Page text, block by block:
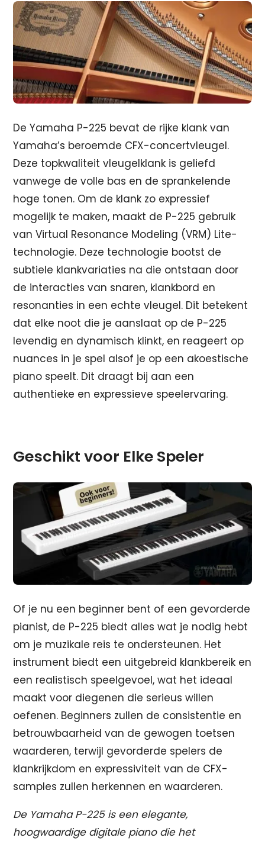
De Yamaha P-225 bevat de rijke klank van
Yamaha’s beroemde CFX-concertvleugel.
Deze topkwaliteit vleugelklank is geliefd
vanwege de volle bas en de sprankelende
hoge tonen. Om de klank zo expressief
mogelijk te maken, maakt de P-225 gebruik
van Virtual Resonance Modeling (VRM) Lite-
technologie. Deze technologie bootst de
subtiele klankvariaties na die ontstaan door
de interacties van snaren, klankbord en
resonanties in een echte vleugel. Dit betekent
dat elke noot die je aanslaat op de P-225
levendig en dynamisch klinkt, en reageert op
nuances in je spel alsof je op een akoestische
piano speelt. Dit draagt bij aan een
authentieke en expressieve speelervaring.
Geschikt voor Elke Speler
Of je nu een beginner bent of een gevorderde
pianist, de P-225 biedt alles wat je nodig hebt
om je muzikale reis te ondersteunen. Het
instrument biedt een uitgebreid klankbereik en
een realistisch speelgevoel, wat het ideaal
maakt voor diegenen die serieus willen
oefenen. Beginners zullen de consistentie en
betrouwbaarheid van de gewogen toetsen
waarderen, terwijl gevorderde spelers de
klankrijkdom en expressiviteit van de CFX-
samples zullen herkennen en waarderen.
De Yamaha P-225 is een elegante,
hoogwaardige digitale piano die het